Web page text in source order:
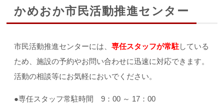
かめおか市民活動推進センター
市民活動推進センターには、専任スタッフが常駐している
ため、施設の予約やお問い合わせに迅速に対応できます。
活動の相談等にお気軽においでください。
●専任スタッフ常駐時間 9：00 ～ 17：00